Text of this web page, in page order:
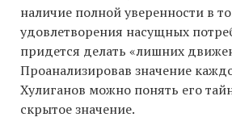
наличие полной уверенности в
удовлетворения насущных
придется делать «лишних
Проанализировав значение
Хулиганов можно понять его
скрытое значение.